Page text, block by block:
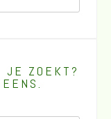
JE ZOEKT?